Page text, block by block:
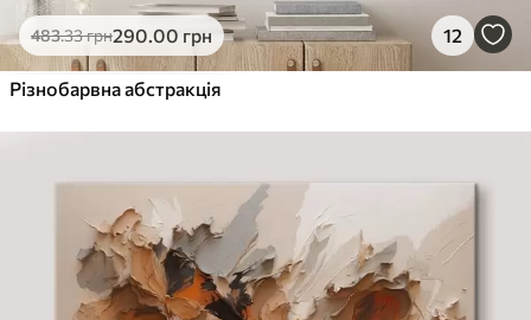
483.33грн290.00 грн 12
Різнобарвна абстракція